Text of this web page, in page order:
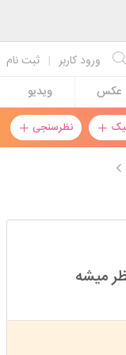
ثبت نام | ورود کاربر
عکس ویدیو
نظرسنجی
میشه